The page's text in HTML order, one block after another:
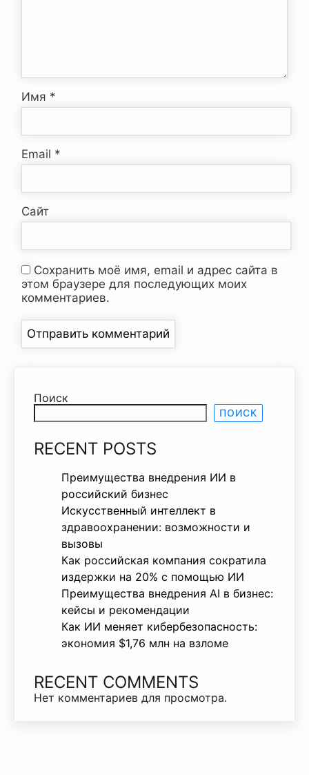
Имя *
Email *
Сайт
Сохранить моё имя, email и адрес сайта в
этом браузере для последующих моих
комментариев.
Поиск
ПОИСК
RECENT POSTS
Преимущества внедрения ИИ в
российский бизнес
Искусственный интеллект в
здравоохранении: возможности и
вызовы
Как российская компания сократила
издержки на 20% с помощью ИИ
Преимущества внедрения AI в бизнес:
кейсы и рекомендации
Как ИИ меняет кибербезопасность:
экономия $1,76 млн на взломе
RECENT COMMENTS
Нет комментариев для просмотра.